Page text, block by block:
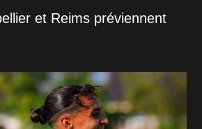
et Reims préviennent